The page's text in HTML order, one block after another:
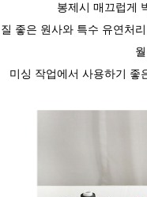
봉제시 매끄럽게
질 좋은 원사와 특수 유연처
미싱 작업에서 사용하기 좋